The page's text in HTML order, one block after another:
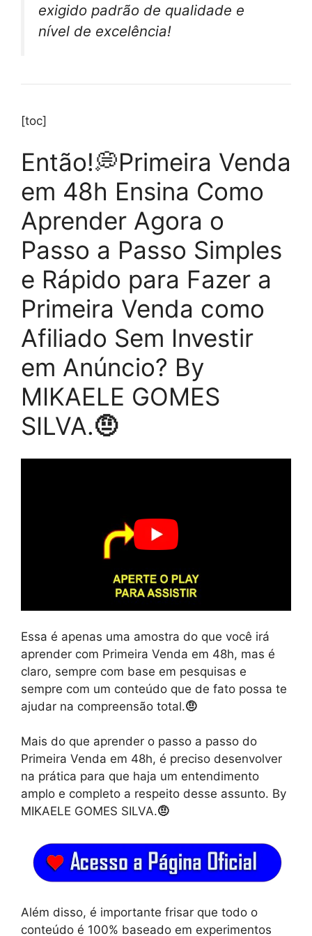
exigido padrão de qualidade e
nível de excelência!
[toc]
Então!💭Primeira Venda
em 48h Ensina Como
Aprender Agora o
Passo a Passo Simples
e Rápido para Fazer a
Primeira Venda como
Afiliado Sem Investir
em Anúncio? By
MIKAELE GOMES
SILVA.🤨
Essa é apenas uma amostra do que você irá
aprender com Primeira Venda em 48h, mas é
claro, sempre com base em pesquisas e
sempre com um conteúdo que de fato possa te
ajudar na compreensão total.🤨
Mais do que aprender o passo a passo do
Primeira Venda em 48h, é preciso desenvolver
na prática para que haja um entendimento
amplo e completo a respeito desse assunto. By
MIKAELE GOMES SILVA.🤨
Além disso, é importante frisar que todo o
conteúdo é 100% baseado em experimentos